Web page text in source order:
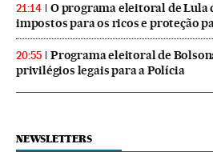
21:14
O programa eleitoral de Lula
impostos para os ricos e proteção
20:55
Programa eleitoral de
privilégios legais para a Polícia
NEWSLETTERS